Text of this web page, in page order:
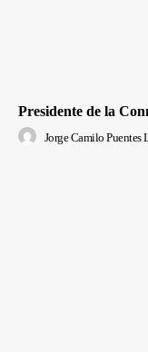
Presidente de la
Jorge Camilo Puentes